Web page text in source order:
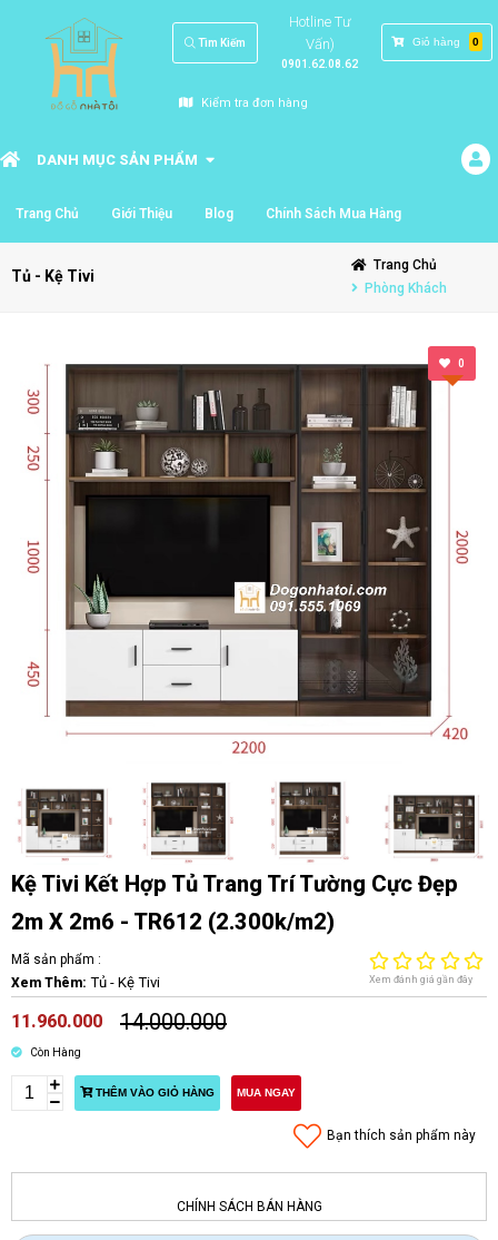
Tìm Kiếm
Hotline Tư
Vấn)
0901.62.08.62
Giỏ hàng 0
Kiểm tra đơn hàng
DANH MỤC SẢN PHẨM
Trang Chủ Giới Thiệu Blog Chính Sách Mua Hàng
Tủ - Kệ Tivi
Trang Chủ
Phòng Khách
0
Kệ Tivi Kết Hợp Tủ Trang Trí Tường Cực Đẹp
2m X 2m6 - TR612 (2.300k/m2)
Mã sản phẩm :
Xem Thêm: Tủ - Kệ Tivi Xem đánh giá gần đây
11.960.000 14.000.000
Còn Hàng
THÊM VÀO GIỎ HÀNG MUA NGAY
Bạn thích sản phẩm này
CHÍNH SÁCH BÁN HÀNG